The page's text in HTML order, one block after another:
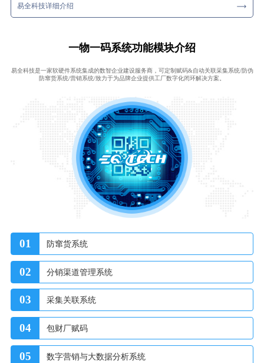
易全科技详细介绍
一物一码系统功能模块介绍
易全科技是一家软硬件系统集成的数智企业建设服务商，可定制赋码&自动关联采集系统/防伪
防窜货系统/营销系统/致力于为品牌企业提供工厂数字化闭环解决方案。
01 防窜货系统
02 分销渠道管理系统
03 采集关联系统
04 包财厂赋码
05 数字营销与大数据分析系统